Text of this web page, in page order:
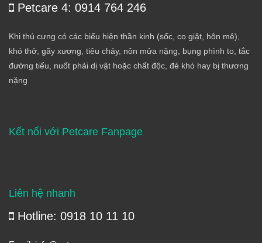
Petcare 4: 0914 764 246
Khi thú cưng có các biểu hiện thần kinh (sốc, co giật, hôn mê),
khó thở, gãy xương, tiêu chảy, nôn mửa nặng, bụng phình to, tắc
đường tiểu, nuốt phải dị vật hoặc chất độc, đẻ khó hay bị thương
nặng
Kết nối với Petcare Fanpage
Liên hệ nhanh
Hotline: 0918 10 11 10